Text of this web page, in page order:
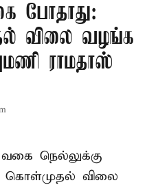
போதாது:
விலை வழங்க
ராமதாஸ்
நெல்லுக்கு
கொள்முதல் விலை